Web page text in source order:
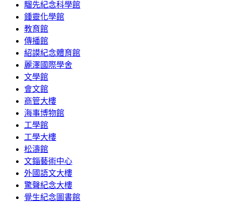
騮先紀念科學館
鍾靈化學館
教育館
傳播館
紹謨紀念體育館
麗澤國際學舍
文學館
會文館
商管大樓
海事博物館
工學館
工學大樓
松濤館
文錙藝術中心
外國語文大樓
驚聲紀念大樓
覺生紀念圖書館